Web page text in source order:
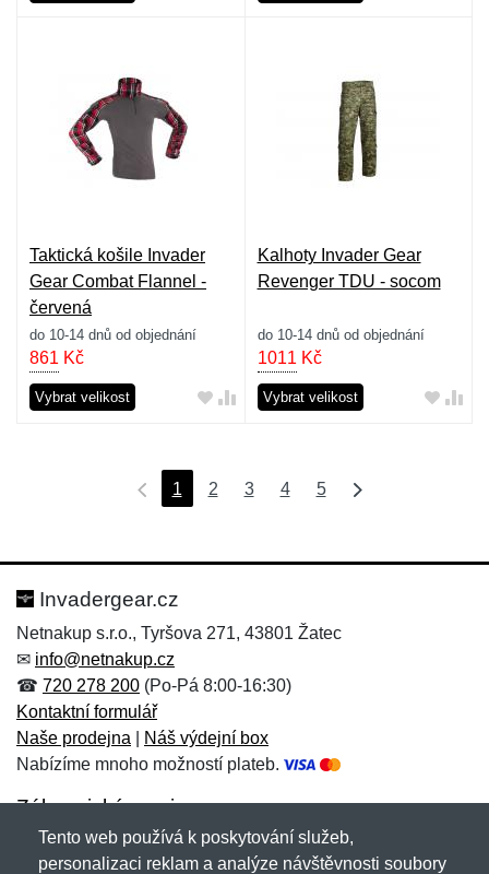
Taktická košile Invader
Gear Combat Flannel -
červená
do 10-14 dnů od objednání
861 Kč
Vybrat velikost
Kalhoty Invader Gear
Revenger TDU - socom
do 10-14 dnů od objednání
1011 Kč
Vybrat velikost
1 2 3 4 5
Invadergear.cz
Netnakup s.r.o., Tyršova 271, 43801 Žatec
✉ info@netnakup.cz
☎ 720 278 200 (Po-Pá 8:00-16:30)
Kontaktní formulář
Naše prodejna
Náš výdejní box
Nabízíme mnoho možností plateb.
Zákaznický servis
Novinky emailem
Tento web používá k poskytování služeb,
personalizaci reklam a analýze návštěvnosti soubory